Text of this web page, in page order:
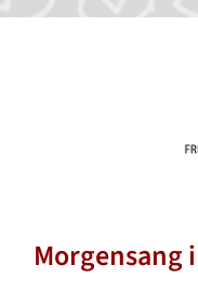
Morgensang